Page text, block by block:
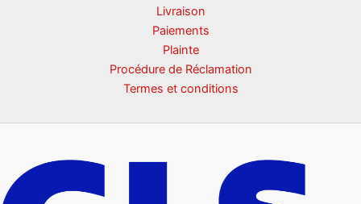
Livraison
Paiements
Plainte
Procédure de Réclamation
Termes et conditions